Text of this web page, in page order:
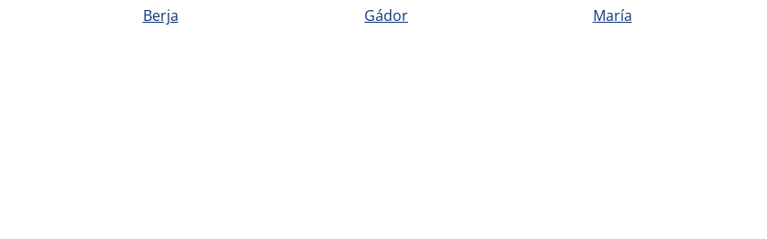
Berja
Gádor
María